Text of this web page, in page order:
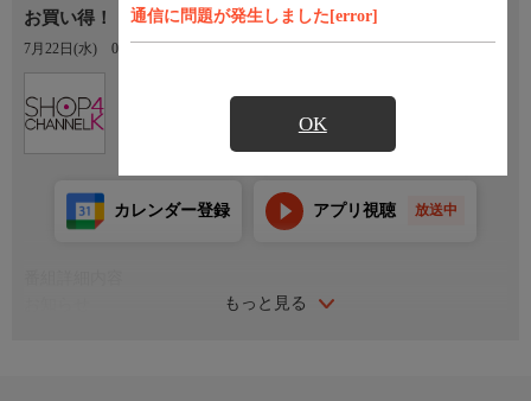
通信に問題が発生しました[error]
OK
お買い得！
7月22日(水) 05:00〜06:00
ショップチャンネル ４Ｋ
もっと見る
カレンダー登録 アプリ視聴 放送中